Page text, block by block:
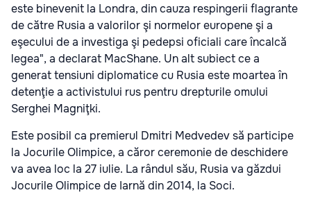
este binevenit la Londra, din cauza respingerii flagrante
de către Rusia a valorilor şi normelor europene şi a
eşecului de a investiga şi pedepsi oficiali care încalcă
legea", a declarat MacShane. Un alt subiect ce a
generat tensiuni diplomatice cu Rusia este moartea în
detenţie a activistului rus pentru drepturile omului
Serghei Magniţki.
Este posibil ca premierul Dmitri Medvedev să participe
la Jocurile Olimpice, a căror ceremonie de deschidere
va avea loc la 27 iulie. La rândul său, Rusia va găzdui
Jocurile Olimpice de Iarnă din 2014, la Soci.